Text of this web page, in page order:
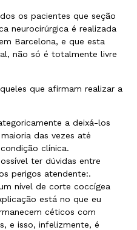
os pacientes que seção
neurocirúrgica é realizada
Barcelona, e que esta
não só é totalmente livre
que afirmam realizar a
a deixá-los
das vezes até
clínica.
ter dúvidas entre
perigos atendente:.
nível de corte coccígea
está no que eu
céticos com
e isso, infelizmente, é